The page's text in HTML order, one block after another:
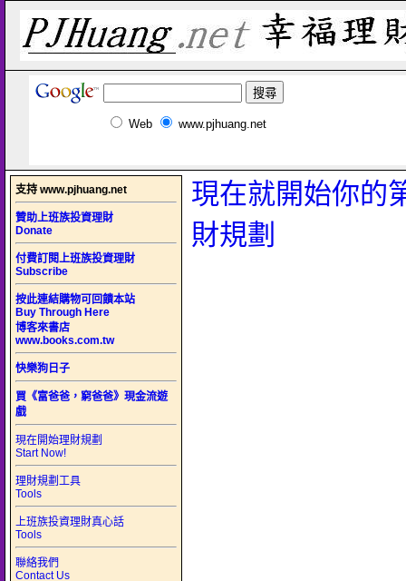
Web www.pjhuang.net
支持 www.pjhuang.net
贊助上班族投資理財
Donate
付費訂閱上班族投資理財
Subscribe
按此連結購物可回饋本站
Buy Through Here
博客來書店
www.books.com.tw
快樂狗日子
買《富爸爸，窮爸爸》現金流遊
戲
現在開始理財規劃
Start Now!
理財規劃工具
Tools
上班族投資理財真心話
Tools
聯絡我們
Contact Us
現在就開始你的
財規劃